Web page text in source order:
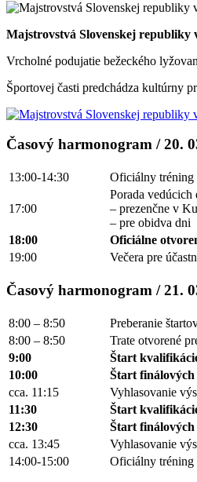
Majstrovstvá Slovenskej republiky
Vrcholné podujatie bežeckého
Športovej časti predchádza kultúrny
Časový harmonogram / 20.
13:00-14:30 Oficiálny tréning
17:00
Porada vedúcich
– prezenčne v
– pre obidva dni
18:00
Oficiálne
19:00
Večera pre
Časový harmonogram / 21.
8:00 – 8:50
Preberanie
8:00 – 8:50
Trate otvorené
9:00
Štart
10:00
Štart finálových
cca. 11:15
Vyhlasovanie
11:30
Štart
12:30
Štart finálových
cca. 13:45
Vyhlasovanie
14:00-15:00
Oficiálny tréning